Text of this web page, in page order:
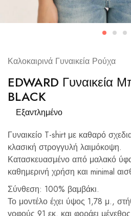
Καλοκαιρινά Γυναικεία Ρούχα
EDWARD Γυναικεία
BLACK
Εξαντλημένο
Γυναικείο T-shirt με καθαρό
κλασική στρογγυλή λαιμόκοψη.
Κατασκευασμένο από μαλακό
καθημερινή χρήση και minimal
Σύνθεση: 100% βαμβάκι.
Το μοντέλο έχει ύψος 1,78 μ.,
γοφούς 91 εκ. και φοράει